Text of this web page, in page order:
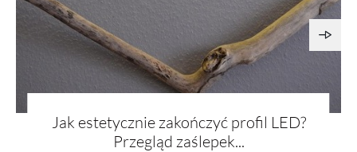
Jak estetycznie zakończyć profil LED?
Przegląd zaślepek...